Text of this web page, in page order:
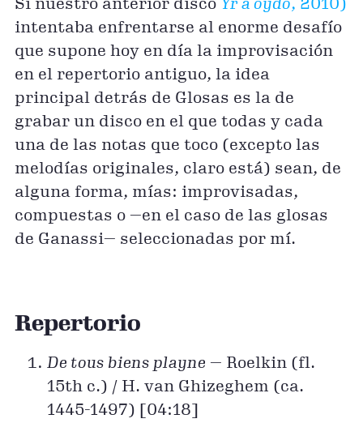
Si nuestro anterior disco Yr a oydo, 2010)
intentaba enfrentarse al enorme desafío
que supone hoy en día la improvisación
en el repertorio antiguo, la idea
principal detrás de Glosas es la de
grabar un disco en el que todas y cada
una de las notas que toco (excepto las
melodías originales, claro está) sean, de
alguna forma, mías: improvisadas,
compuestas o —en el caso de las glosas
de Ganassi— seleccionadas por mí.
Repertorio
De tous biens playne — Roelkin (fl.
15th c.) / H. van Ghizeghem (ca.
1445-1497) [04:18]